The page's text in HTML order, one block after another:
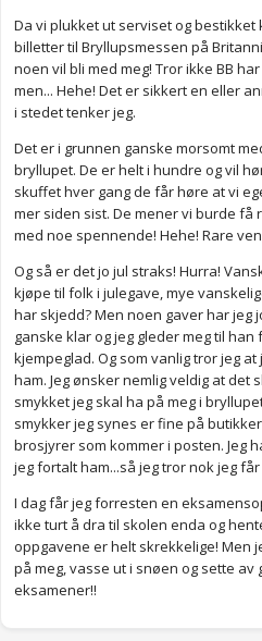
Da vi plukket ut serviset og bestikket
billetter til Bryllupsmessen på
noen vil bli med meg! Tror ikke BB
men... Hehe! Det er sikkert en eller
i stedet tenker jeg.
Det er i grunnen ganske morsomt
bryllupet. De er helt i hundre og vil
skuffet hver gang de får høre at vi
mer siden sist. De mener vi burde få
med noe spennende! Hehe! Rare
Og så er det jo jul straks! Hurra!
kjøpe til folk i julegave, mye
har skjedd? Men noen gaver har
ganske klar og jeg gleder meg til
kjempeglad. Og som vanlig tror jeg
ham. Jeg ønsker nemlig veldig at det
smykket jeg skal ha på meg i
smykker jeg synes er fine på
brosjyrer som kommer i posten. Jeg
jeg fortalt ham...så jeg tror nok jeg
I dag får jeg forresten en
ikke turt å dra til skolen enda og
oppgavene er helt skrekkelige! Men
på meg, vasse ut i snøen og sette av
eksamener!!